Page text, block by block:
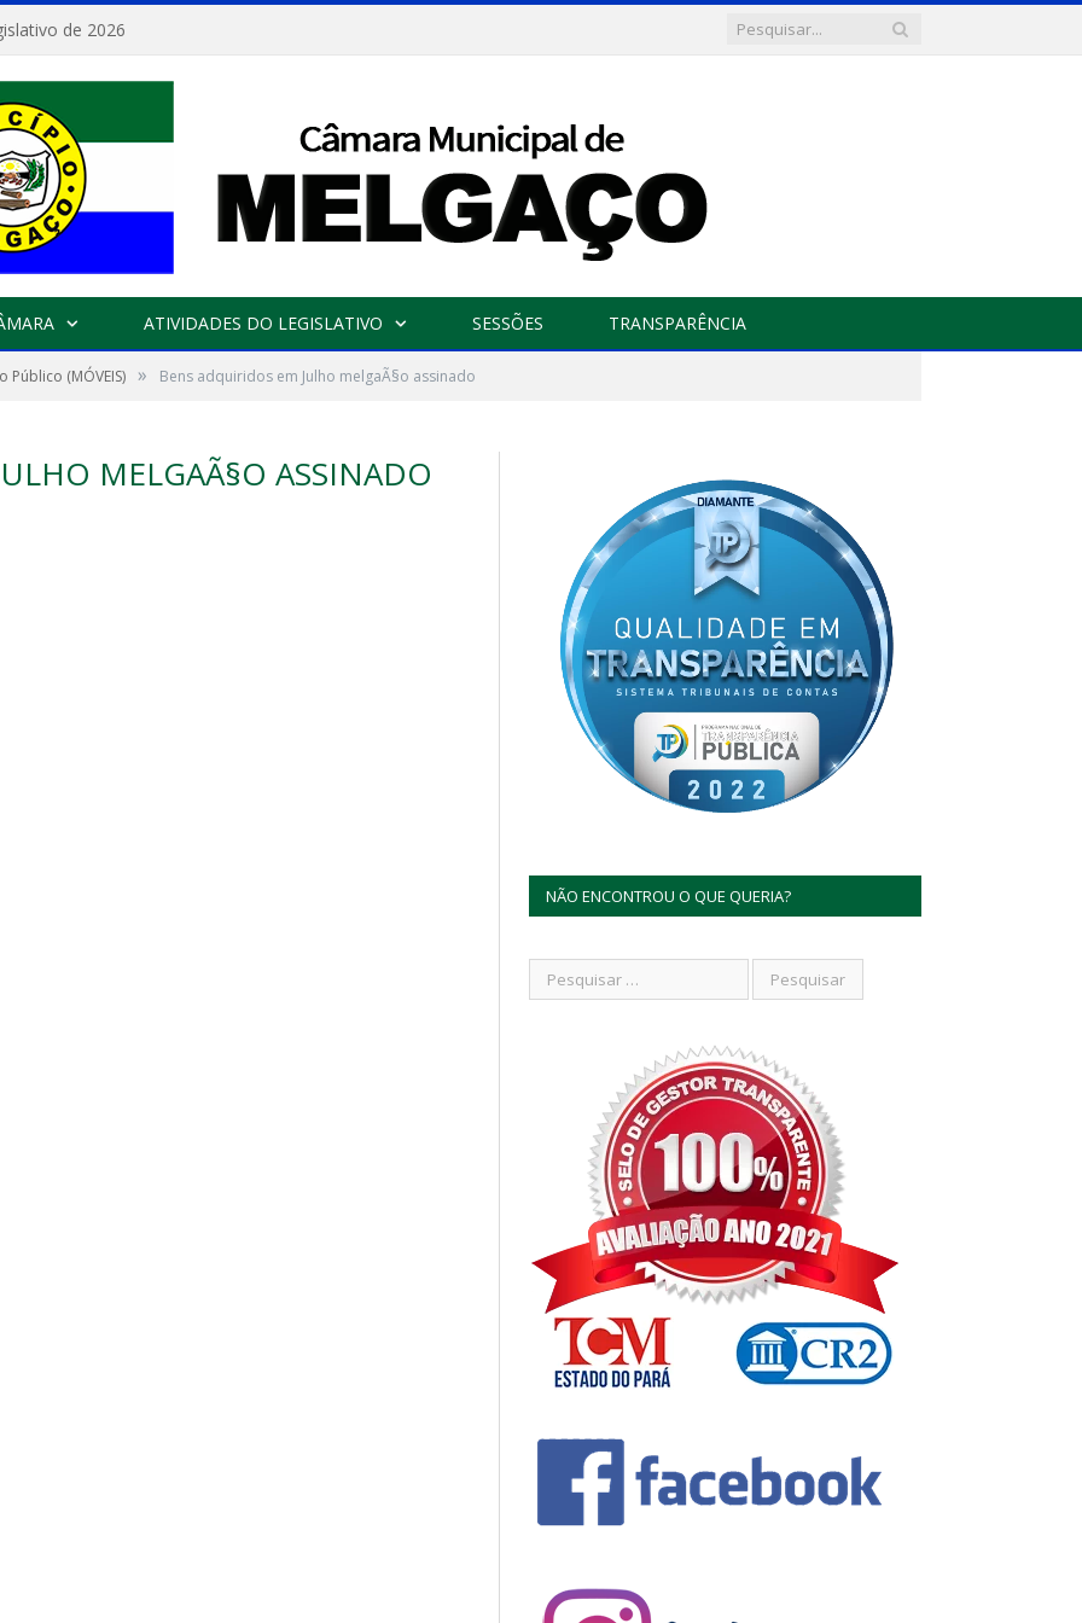
de 2026
ATIVIDADES DO LEGISLATIVO SESSÕES TRANSPARÊNCIA
Público (MÓVEIS) » Bens adquiridos em Julho melgaÃ§o assinado
MELGAÃ§O ASSINADO
NÃO ENCONTROU O QUE QUERIA?